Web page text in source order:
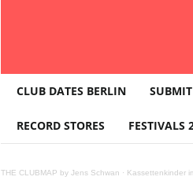
L
B
CLUB DATES BERLIN
RECORD STORES FESTIVALS
THE CLUBMAP by Jens Schwan · Kassettenkinder